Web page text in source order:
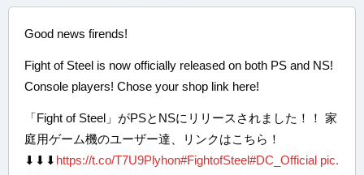
Good news firends!
Fight of Steel is now officially released on both PS and NS!
Console players! Chose your shop link here!
「Fight of Steel」がPSとNSにリリースされました！！ 家
庭用ゲーム機のユーザー達、リンクはこちら！
⬇⬇⬇ https://t.co/T7U9Plyhon#FightofSteel#DC_Official pic.